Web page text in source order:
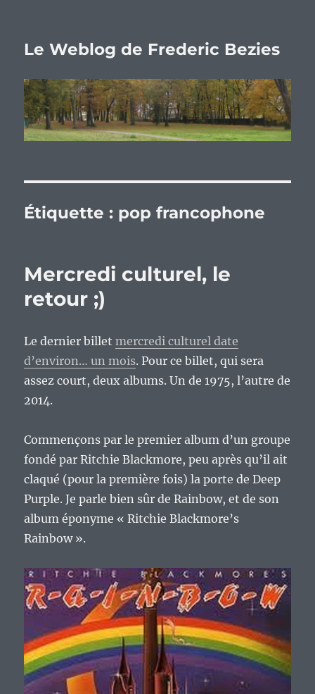
Le Weblog de Frederic Bezies
Étiquette : pop francophone
Mercredi culturel, le
retour ;)
Le dernier billetmercredi culturel date
d’environ… un mois. Pour ce billet, qui sera
assez court, deux albums. Un de 1975, l’autre de
2014.
Commençons par le premier album d’un groupe
fondé par Ritchie Blackmore, peu après qu’il ait
claqué (pour la première fois) la porte de Deep
Purple. Je parle bien sûr de Rainbow, et de son
album éponyme « Ritchie Blackmore’s
Rainbow ».